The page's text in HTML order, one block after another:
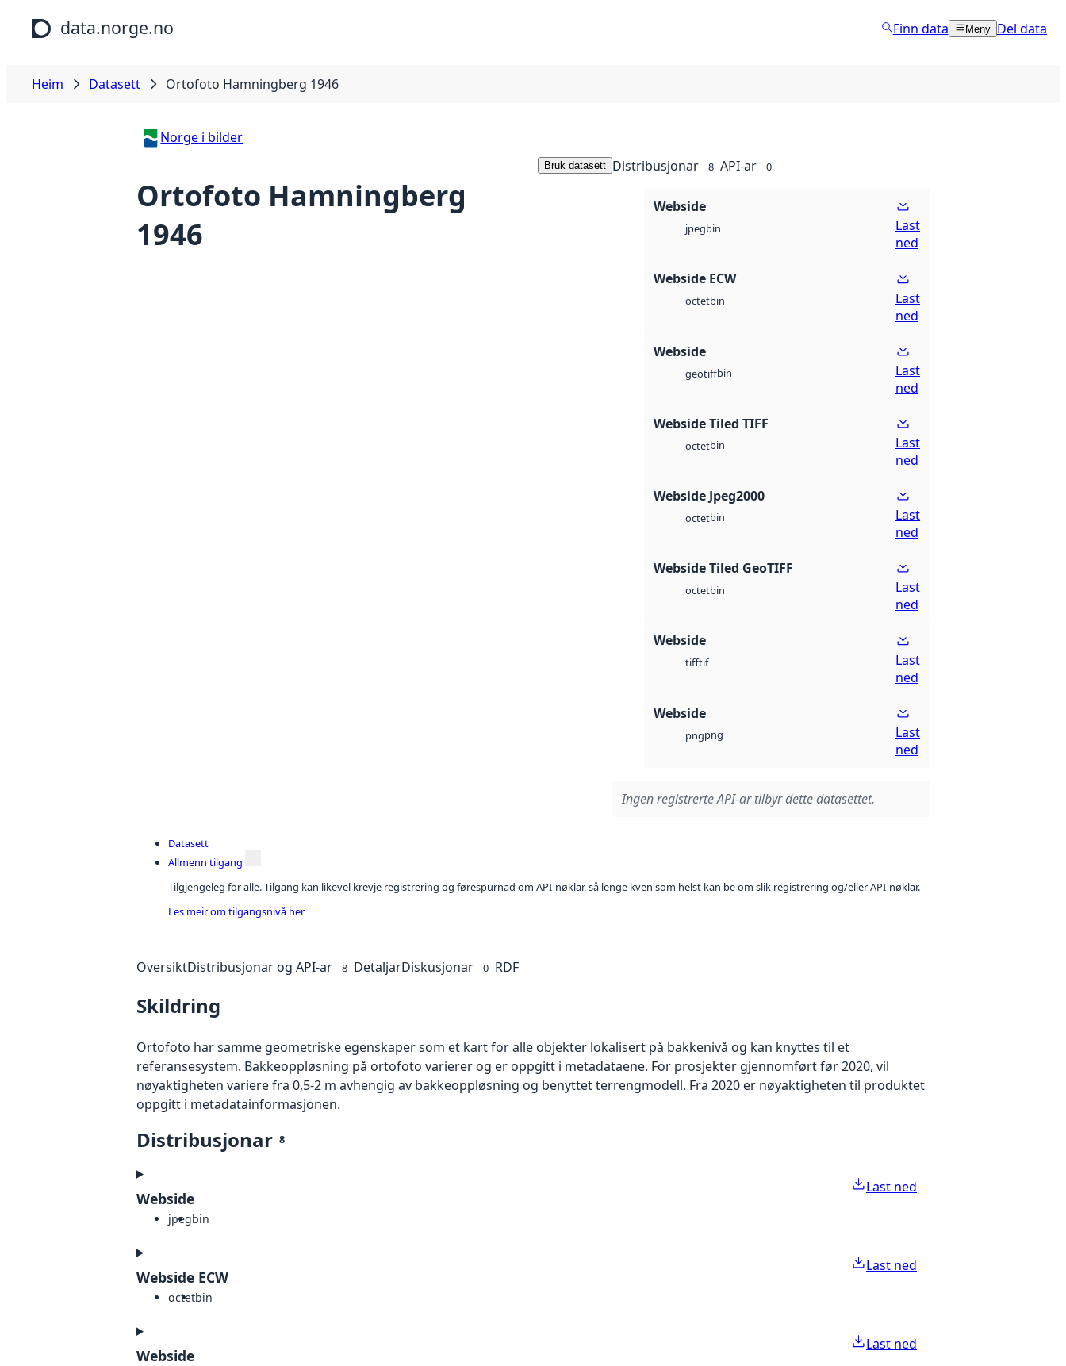
Hopp til hovudinnhald
data.norge.no Finn data Meny Del data
Heim Datasett Ortofoto Hamningberg 1946
Norge i bilder
Ortofoto Hamningberg
1946
Bruk datasett Distribusjonar 8 API-ar 0
Webside
jpegbin
Last
ned
Webside ECW
octetbin
Last
ned
Webside
geotiffbin
Last
ned
Webside Tiled TIFF
octetbin
Last
ned
Webside Jpeg2000
octetbin
Last
ned
Webside Tiled GeoTIFF
octetbin
Last
ned
Webside
tifftif
Last
ned
Webside
pngpng
Last
ned
Ingen registrerte API-ar tilbyr dette datasettet.
Datasett
Allmenn tilgang
Tilgjengeleg for alle. Tilgang kan likevel krevje registrering og førespurnad om API-nøklar, så lenge kven som helst kan be om slik registrering og/eller API-nøklar.
Les meir om tilgangsnivå her
OversiktDistribusjonar og API-ar 8 DetaljarDiskusjonar 0 RDF
Skildring
Ortofoto har samme geometriske egenskaper som et kart for alle objekter lokalisert på bakkenivå og kan knyttes til et
referansesystem. Bakkeoppløsning på ortofoto varierer og er oppgitt i metadataene. For prosjekter gjennomført før 2020, vil
nøyaktigheten variere fra 0,5-2 m avhengig av bakkeoppløsning og benyttet terrengmodell. Fra 2020 er nøyaktigheten til produktet
oppgitt i metadatainformasjonen.
Distribusjonar 8
Webside
jpegbin
Last ned
Webside ECW
octetbin
Last ned
Webside
Last ned